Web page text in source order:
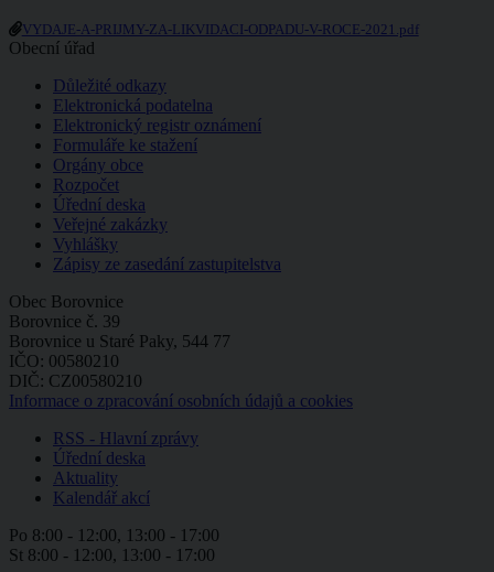
VYDAJE-A-PRIJMY-ZA-LIKVIDACI-ODPADU-V-ROCE-2021.pdf
Obecní úřad
Důležité odkazy
Elektronická podatelna
Elektronický registr oznámení
Formuláře ke stažení
Orgány obce
Rozpočet
Úřední deska
Veřejné zakázky
Vyhlášky
Zápisy ze zasedání zastupitelstva
Obec Borovnice
Borovnice č. 39
Borovnice u Staré Paky, 544 77
IČO: 00580210
DIČ: CZ00580210
Informace o zpracování osobních údajů a cookies
RSS - Hlavní zprávy
Úřední deska
Aktuality
Kalendář akcí
Po 8:00 - 12:00, 13:00 - 17:00
St 8:00 - 12:00, 13:00 - 17:00